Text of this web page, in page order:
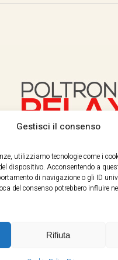
Gestisci il consenso
utilizziamo tecnologie come i
dispositivo. Acconsentendo a
di navigazione o gli ID
del consenso potrebbero influire
Rifiuta